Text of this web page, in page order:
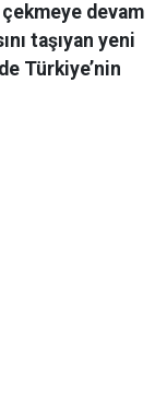
devam
taşıyan yeni
Türkiye’nin